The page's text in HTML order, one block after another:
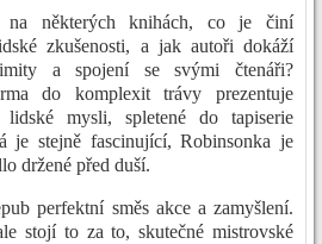
některých knihách, co je činí
zkušenosti, a jak autoři dokáží
a spojení se svými čtenáři?
do komplexit trávy prezentuje
lidské mysli, spletené do tapiserie
je stejně fascinující, Robinsonka je
držené před duší.
perfektní směs akce a zamyšlení.
stojí to za to, skutečné mistrovské